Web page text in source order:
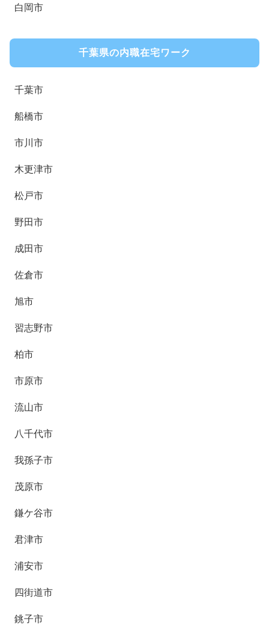
白岡市
千葉県の内職在宅ワーク
千葉市
船橋市
市川市
木更津市
松戸市
野田市
成田市
佐倉市
旭市
習志野市
柏市
市原市
流山市
八千代市
我孫子市
茂原市
鎌ケ谷市
君津市
浦安市
四街道市
銚子市